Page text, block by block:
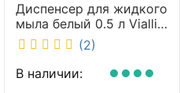
Диспенсер для жидкого
мыла белый 0.5 л Vialli
S2
(2)
В наличии: